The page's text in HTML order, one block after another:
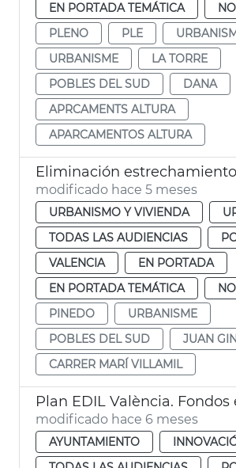
EN PORTADA TEMÁTICA
PLENO
PLE
URBANISME
LA TORRE
POBLES DEL SUD
DANA
APRCAMENTS ALTURA
APARCAMENTOS ALTURA
modificado hace 5 meses
URBANISMO Y VIVIENDA
TODAS LAS AUDIENCIAS
VALENCIA
EN PORTADA
EN PORTADA TEMÁTICA
PINEDO
URBANISME
POBLES DEL SUD
JUAN
CARRER MARÍ VILLAMIL
modificado hace 6 meses
AYUNTAMIENTO